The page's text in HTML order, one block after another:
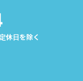
日を除く